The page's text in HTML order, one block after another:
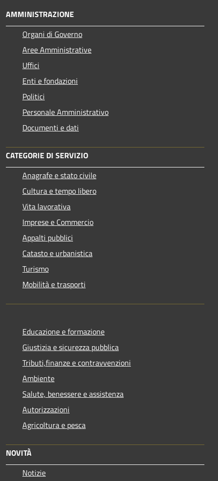
AMMINISTRAZIONE
Organi di Governo
Aree Amministrative
Uffici
Enti e fondazioni
Politici
Personale Amministrativo
Documenti e dati
CATEGORIE DI SERVIZIO
Anagrafe e stato civile
Cultura e tempo libero
Vita lavorativa
Imprese e Commercio
Appalti pubblici
Catasto e urbanistica
Turismo
Mobilità e trasporti
Educazione e formazione
Giustizia e sicurezza pubblica
Tributi,finanze e contravvenzioni
Ambiente
Salute, benessere e assistenza
Autorizzazioni
Agricoltura e pesca
NOVITÀ
Notizie